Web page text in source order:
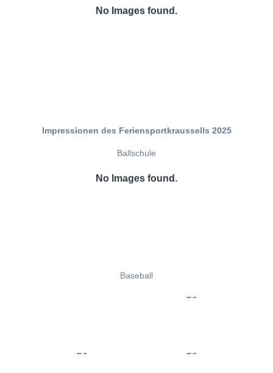
No Images found.
Impressionen des Feriensportkraussells 2025
Ballschule
No Images found.
Baseball